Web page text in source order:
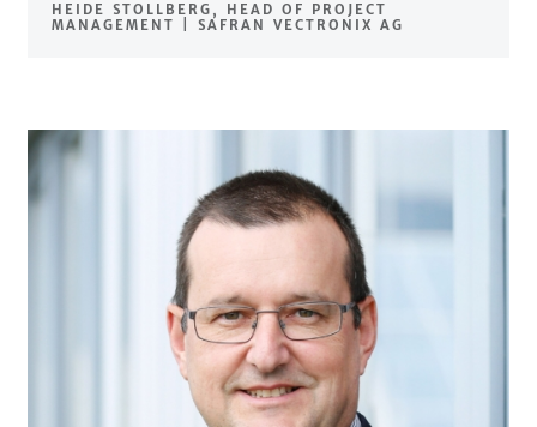
HEIDE STOLLBERG, HEAD OF PROJECT
MANAGEMENT | SAFRAN VECTRONIX AG